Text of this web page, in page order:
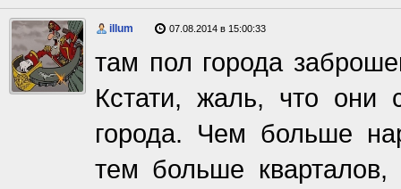
illum 07.08.2014 в 15:00:33
там пол города
Кстати, жаль, что
города. Чем больше
тем больше